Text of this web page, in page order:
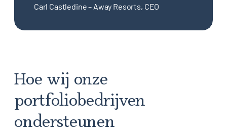
Carl Castledine – Away Resorts, CEO
Hoe wij onze
portfoliobedrijven
ondersteunen